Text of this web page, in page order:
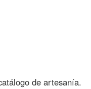
de artesanía.